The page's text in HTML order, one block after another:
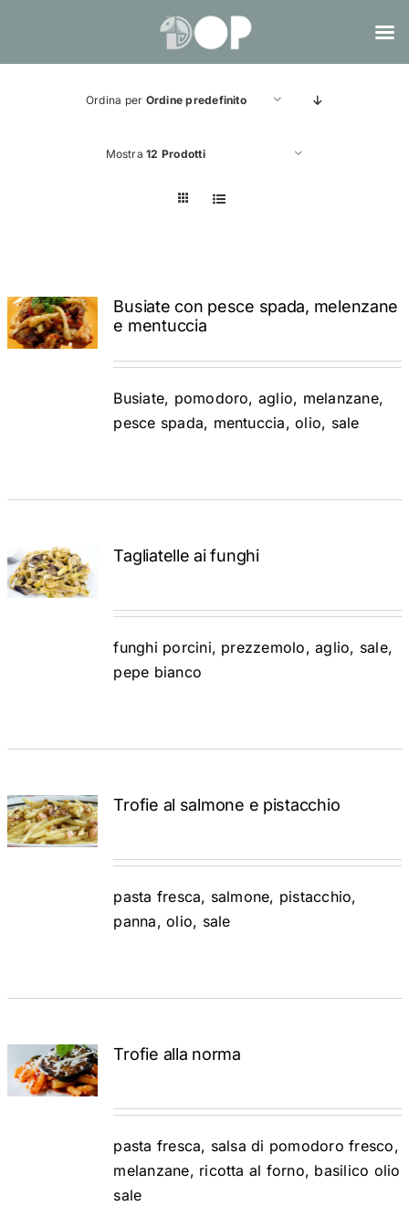
Ordina per Ordine predefinito
Mostra12 Prodotti
ADD TO
CART
/
DETTAGLI
Busiate con pesce spada, melenzane
e mentuccia
Busiate, pomodoro, aglio, melanzane,
pesce spada, mentuccia, olio, sale
ADD TO
CART
/
DETTAGLI
Tagliatelle ai funghi
funghi porcini, prezzemolo, aglio, sale,
pepe bianco
ADD TO
CART
/
DETTAGLI
Trofie al salmone e pistacchio
pasta fresca, salmone, pistacchio,
panna, olio, sale
ADD TO
CART
/
DETTAGLI
Trofie alla norma
pasta fresca, salsa di pomodoro fresco,
melanzane, ricotta al forno, basilico olio
sale